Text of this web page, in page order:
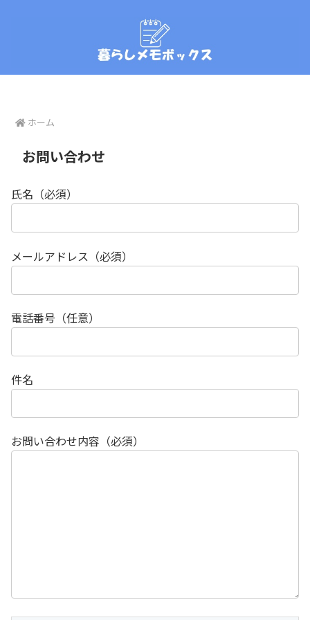
ホーム
お問い合わせ
氏名（必須）
メールアドレス（必須）
電話番号（任意）
件名
お問い合わせ内容（必須）